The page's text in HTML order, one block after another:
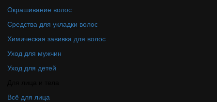
Окрашивание волос
Средства для укладки волос
Химическая завивка для волос
Уход для мужчин
Уход для детей
Всё для лица